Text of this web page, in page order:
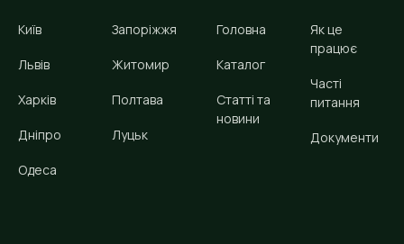
Київ
Львів
Харків
Дніпро
Одеса
Запоріжжя
Житомир
Полтава
Луцьк
Головна
Каталог
Статті та
новини
Як це
працює
Часті
питання
Документи